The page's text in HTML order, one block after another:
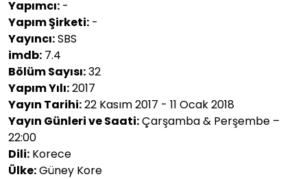
Yapımcı: -
Yapım Şirketi: -
Yayıncı:SBS
imdb: 7.4
Bölüm Sayısı:32
Yapım Yılı:2017
Yayın Tarihi:22 Kasım 2017 - 11 Ocak 2018
Yayın Günleri ve Saati:Çarşamba & Perşembe –
22:00
Dili: Korece
Ülke:Güney Kore